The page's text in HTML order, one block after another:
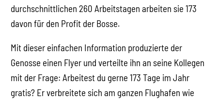
durchschnittlichen 260 Arbeitstagen arbeiten sie 173
davon für den Profit der Bosse.
Mit dieser einfachen Information produzierte der
Genosse einen Flyer und verteilte ihn an seine Kollegen
mit der Frage: Arbeitest du gerne 173 Tage im Jahr
gratis? Er verbreitete sich am ganzen Flughafen wie